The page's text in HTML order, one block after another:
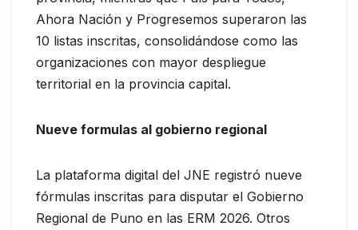
Ahora Nación y Progresemos superaron las
10 listas inscritas, consolidándose como las
organizaciones con mayor despliegue
territorial en la provincia capital.
Nueve formulas al gobierno regional
La plataforma digital del JNE registró nueve
fórmulas inscritas para disputar el Gobierno
Regional de Puno en las ERM 2026. Otros